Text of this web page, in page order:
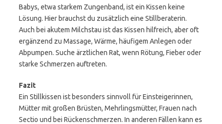
Babys, etwa starkem Zungenband, ist ein Kissen keine
Lösung. Hier brauchst du zusätzlich eine Stillberaterin.
Auch bei akutem Milchstau ist das Kissen hilfreich, aber oft
ergänzend zu Massage, Wärme, häufigem Anlegen oder
Abpumpen. Suche ärztlichen Rat, wenn Rötung, Fieber oder
starke Schmerzen auftreten.
Fazit
Ein Stillkissen ist besonders sinnvoll für Einsteigerinnen,
Mütter mit großen Brüsten, Mehrlingsmütter, Frauen nach
Sectio und bei Rückenschmerzen. In anderen Fällen kann es